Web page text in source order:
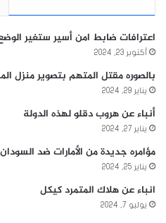
اعترافات ضابط امن أسير ستغير
أكتوبر 23, 2024
بالصوره مقتل المتهم بتصوير منزل
يناير 29, 2024
أنباء عن هروب دقلو لهذه الدولة
يناير 27, 2024
مؤامره جديدة من الأمارات ضد
يناير 25, 2024
انباء عن هلاك المتمرد كيكل
يوليو 7, 2024